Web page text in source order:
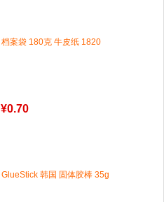
档案袋 180克 牛皮纸 1820
¥0.70
GlueStick 韩国 固体胶棒 35g